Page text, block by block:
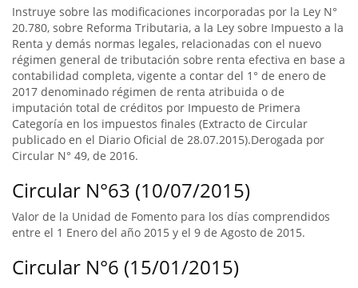
Instruye sobre las modificaciones incorporadas por la Ley N°
20.780, sobre Reforma Tributaria, a la Ley sobre Impuesto a la
Renta y demás normas legales, relacionadas con el nuevo
régimen general de tributación sobre renta efectiva en base a
contabilidad completa, vigente a contar del 1° de enero de
2017 denominado régimen de renta atribuida o de
imputación total de créditos por Impuesto de Primera
Categoría en los impuestos finales (Extracto de Circular
publicado en el Diario Oficial de 28.07.2015).Derogada por
Circular N° 49, de 2016.
Circular N°63 (10/07/2015)
Valor de la Unidad de Fomento para los días comprendidos
entre el 1 Enero del año 2015 y el 9 de Agosto de 2015.
Circular N°6 (15/01/2015)